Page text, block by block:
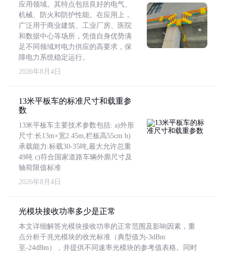
应用领域。其特点包括良好的电气、
机械、防火和防护性能。在应用上，
广泛用于商业建筑、工业厂房、医院
和数据中心等场所，凭借自身优势满
足不同领域对电力供应的高要求，保
障电力系统稳定运行。
2026年8月4日
13米平板车的标准尺寸和载重参
数
13米平板车主要技术参数包括: a)外形
尺寸:长13m×宽2.45m,栏板高55cm b)
承载能力:标载30-35吨,最大允许总重
49吨 c)符合国家道路车辆外廓尺寸及
轴荷限值标准
2026年8月4日
光模块接收功率多少是正常
本文详细解答光模块接收功率的正常范围及影响因素，重
点分析千兆光模块的收光标准（典型值为-3dBm
至-24dBm），并提供不同速率光模块的参考值表格。同时